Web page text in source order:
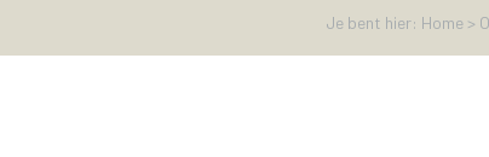
Je bent hier: Home >